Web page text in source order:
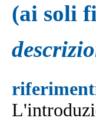
(ai soli